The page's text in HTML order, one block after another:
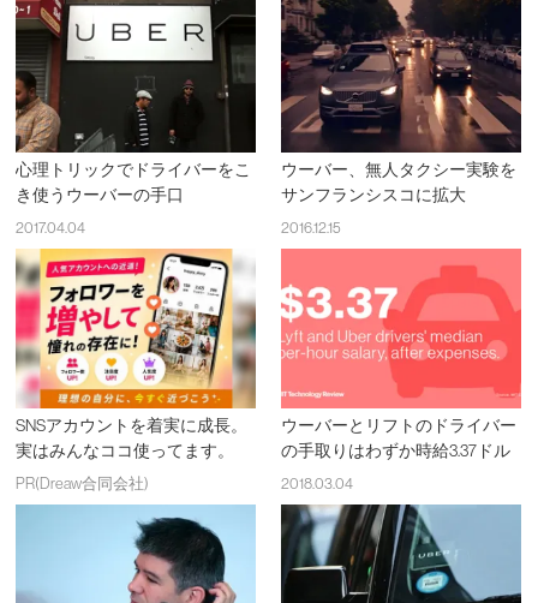
心理トリックでドライバーをこ
き使うウーバーの手口
2017.04.04
ウーバー、無人タクシー実験を
サンフランシスコに拡大
2016.12.15
SNSアカウントを着実に成長。
実はみんなココ使ってます。
PR(Dreaw合同会社)
ウーバーとリフトのドライバー
の手取りはわずか時給3.37ドル
2018.03.04